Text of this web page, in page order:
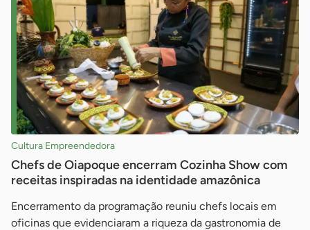
Cultura Empreendedora
Chefs de Oiapoque encerram Cozinha Show com
receitas inspiradas na identidade amazônica
Encerramento da programação reuniu chefs locais em
oficinas que evidenciaram a riqueza da gastronomia de